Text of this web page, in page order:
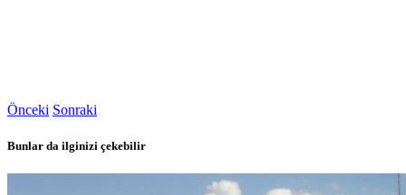
Önceki Sonraki
Bunlar da ilginizi çekebilir